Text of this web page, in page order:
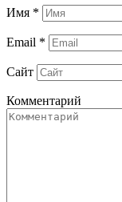
Имя *
Email *
Сайт
Комментарий